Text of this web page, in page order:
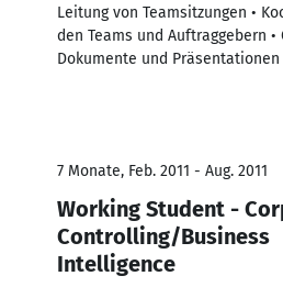
Leitung von Teamsitzungen •
den Teams und Auftraggebern
Dokumente und Präsentationen
7 Monate, Feb. 2011 - Aug. 2011
Working Student -
Controlling/Business
Intelligence